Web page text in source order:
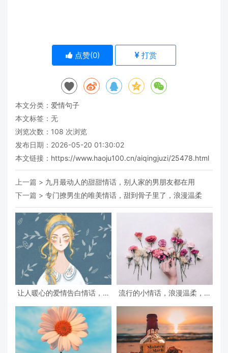
点赞(0) 打赏
本文分类： 爱情句子
本文标签：无
浏览次数： 108 次浏览
发布日期：2026-05-20 01:30:02
本文链接： https://www.haoju100.cn/aiqingjuzi/25478.html
上一篇 > 九月最动人的甜甜情话，别人家的男朋友都在用
下一篇 > 专门撩男生的唯美情话，甜到骨子里了，浪漫温柔
让人暖心的爱情告白情话，说
流行的小情话，浪漫温柔，特